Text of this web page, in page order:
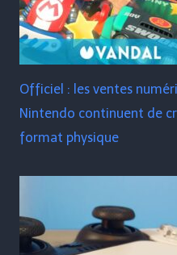
Officiel : les ventes
Nintendo continuent de
format physique